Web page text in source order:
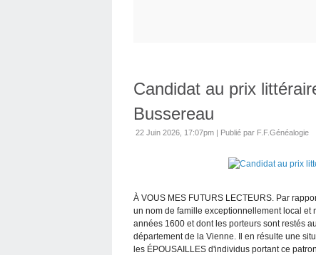
Candidat au prix
Bussereau
22 Juin 2026, 17:07pm | Publié par F.F.Généalogie
À VOUS MES FUTURS LECTEURS. Par
un nom de famille exceptionnellement local
années 1600 et dont les porteurs sont restés
département de la Vienne. Il en résulte une
les ÉPOUSAILLES d'individus portant ce